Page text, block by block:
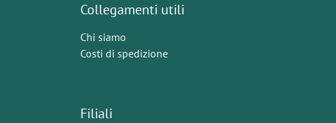
Collegamenti utili
Chi siamo
Costi di spedizione
Filiali